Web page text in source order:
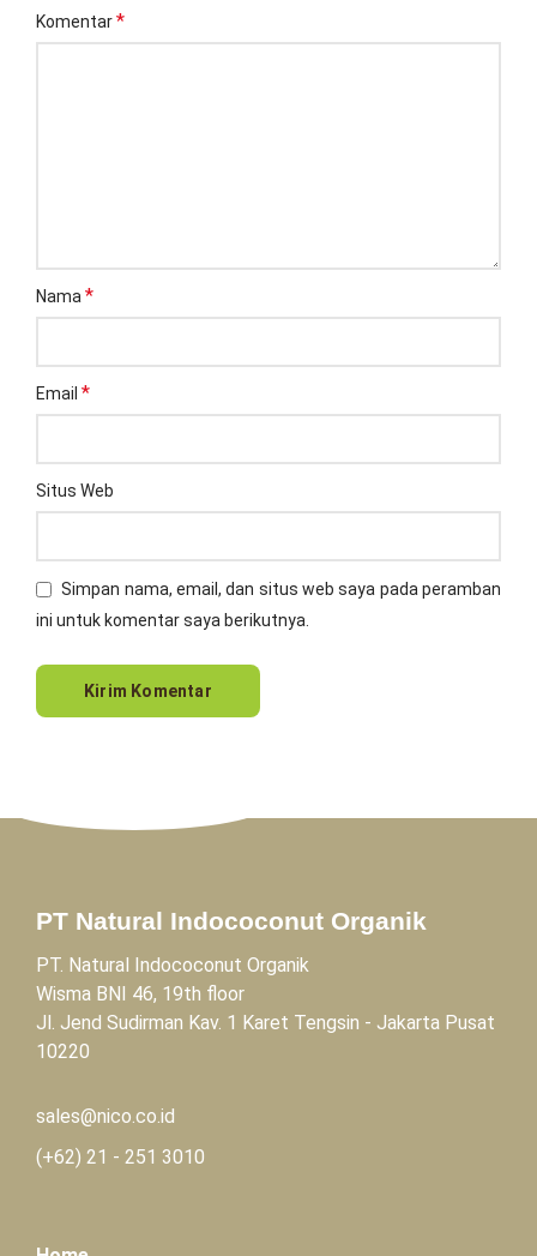
Komentar*
Nama *
Email *
Situs Web
Simpan nama, email, dan situs web saya pada peramban
ini untuk komentar saya berikutnya.
PT Natural Indococonut Organik
PT. Natural Indococonut Organik
Wisma BNI 46, 19th floor
Jl. Jend Sudirman Kav. 1 Karet Tengsin - Jakarta Pusat
10220
sales@nico.co.id
(+62) 21 - 251 3010